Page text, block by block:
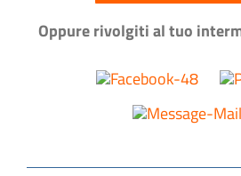
Oppure rivolgiti al tuo